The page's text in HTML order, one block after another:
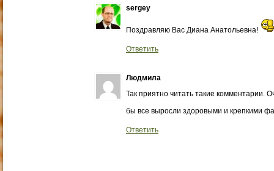
sergey
Поздравляю Вас Диана Анатольевна!
Ответить
Людмила
Так приятно читать такие комментарии.
бы все выросли здоровыми и крепкими
Ответить